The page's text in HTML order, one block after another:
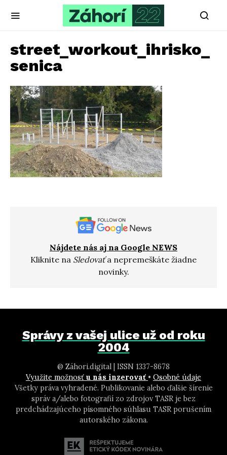
street_workout_ihrisko_
senica
Nájdete nás aj na Google NEWS
Kliknite na Sledovaťa nepremeškáte žiadne
novinky.
Správy z vašej ulice už od roku
2004
@ Záhori.digital | ISSN 1337-8678
Využite možnosť u nás inzerovať • Osobné údaje
Všetky práva vyhradené. Publikovanie alebo ďalšie šírenie
správ a/alebo fotografií zo zdrojov TASR je bez
predchádzajúceho písomného súhlasu TASR porušením
autorského zákona.